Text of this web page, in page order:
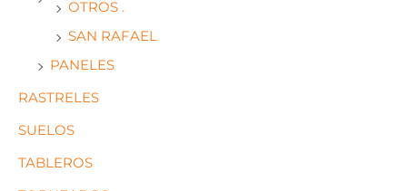
OTROS .
SAN RAFAEL
PANELES
RASTRELES
SUELOS
TABLEROS